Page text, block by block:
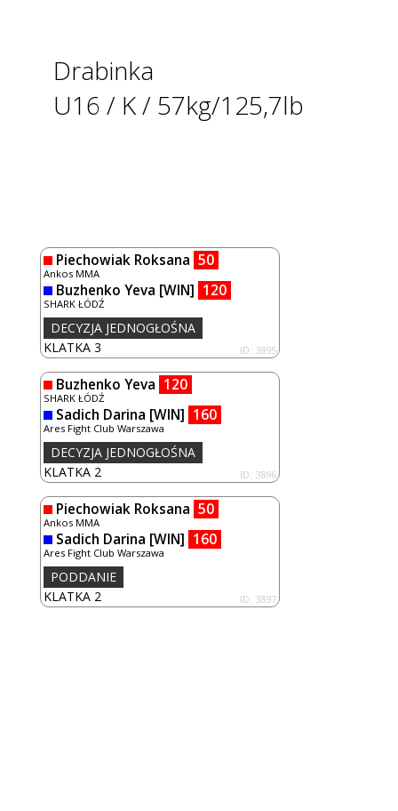
Drabinka
U16 / K / 57kg/125,7lb
Piechowiak Roksana 50
Ankos MMA
Buzhenko Yeva [WIN] 120
SHARK ŁÓDŹ
KLATKA 3 ID: 3895
DECYZJA JEDNOGŁOŚNA
Buzhenko Yeva 120
SHARK ŁÓDŹ
Sadich Darina [WIN] 160
Ares Fight Club Warszawa
KLATKA 2 ID: 3896
DECYZJA JEDNOGŁOŚNA
Piechowiak Roksana 50
Ankos MMA
Sadich Darina [WIN] 160
Ares Fight Club Warszawa
KLATKA 2 ID: 3897
PODDANIE